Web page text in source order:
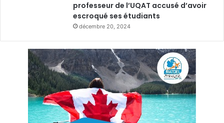
professeur de l’UQAT accusé d’avoir
escroqué ses étudiants
décembre 20, 2024